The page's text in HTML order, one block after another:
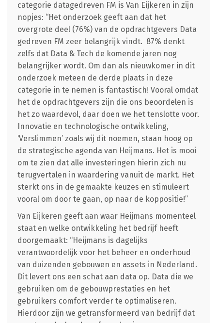
categorie datagedreven FM is Van Eijkeren in zijn
nopjes: “Het onderzoek geeft aan dat het
overgrote deel (76%) van de opdrachtgevers Data
gedreven FM zeer belangrijk vindt. 87% denkt
zelfs dat Data & Tech de komende jaren nog
belangrijker wordt. Om dan als nieuwkomer in dit
onderzoek meteen de derde plaats in deze
categorie in te nemen is fantastisch! Vooral omdat
het de opdrachtgevers zijn die ons beoordelen is
het zo waardevol, daar doen we het tenslotte voor.
Innovatie en technologische ontwikkeling,
‘Verslimmen’ zoals wij dit noemen, staan hoog op
de strategische agenda van Heijmans. Het is mooi
om te zien dat alle investeringen hierin zich nu
terugvertalen in waardering vanuit de markt. Het
sterkt ons in de gemaakte keuzes en stimuleert
vooral om door te gaan, op naar de koppositie!”
Van Eijkeren geeft aan waar Heijmans momenteel
staat en welke ontwikkeling het bedrijf heeft
doorgemaakt: “Heijmans is dagelijks
verantwoordelijk voor het beheer en onderhoud
van duizenden gebouwen en assets in Nederland.
Dit levert ons een schat aan data op. Data die we
gebruiken om de gebouwprestaties en het
gebruikers comfort verder te optimaliseren.
Hierdoor zijn we getransformeerd van bedrijf dat